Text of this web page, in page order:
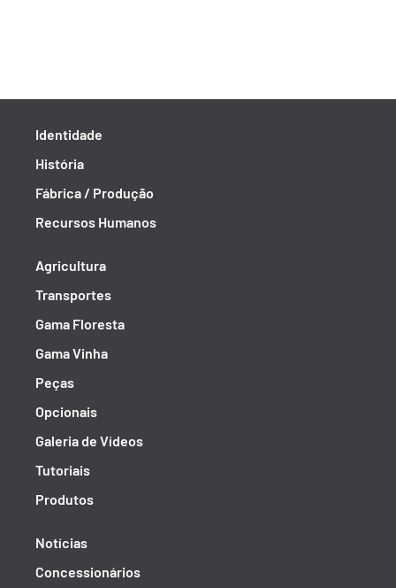
Identidade
História
Fábrica / Produção
Recursos Humanos
Agricultura
Transportes
Gama Floresta
Gama Vinha
Peças
Opcionais
Galeria de Vídeos
Tutoriais
Produtos
Notícias
Concessionários